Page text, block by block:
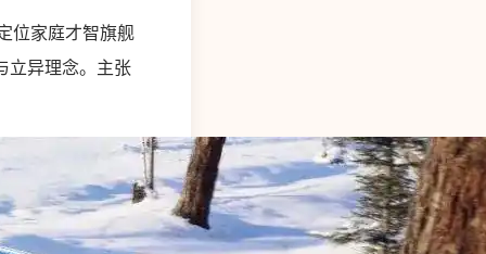
位家庭才智旗舰
立异理念。主张